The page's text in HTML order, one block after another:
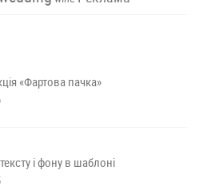
«Фартова пачка»
і фону в шаблоні